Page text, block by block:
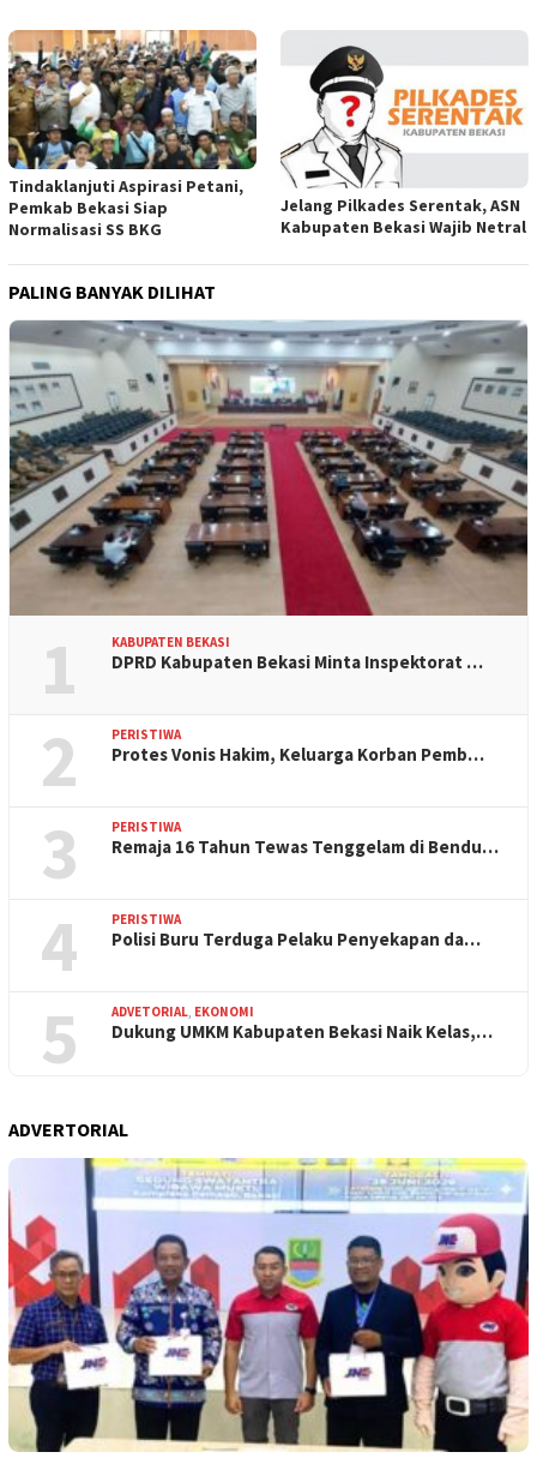
Tindaklanjuti Aspirasi Petani,
Pemkab Bekasi Siap
Normalisasi SS BKG
Jelang Pilkades Serentak, ASN
Kabupaten Bekasi Wajib Netral
PALING BANYAK DILIHAT
1 KABUPATEN BEKASI
DPRD Kabupaten Bekasi Minta Inspektorat …
2 PERISTIWA
Protes Vonis Hakim, Keluarga Korban Pemb…
3 PERISTIWA
Remaja 16 Tahun Tewas Tenggelam di Bendu…
4 PERISTIWA
Polisi Buru Terduga Pelaku Penyekapan da…
5 ADVETORIAL EKONOMI
Dukung UMKM Kabupaten Bekasi Naik Kelas,…
ADVERTORIAL